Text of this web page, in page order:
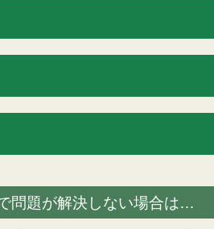
問題が解決しない場合は…